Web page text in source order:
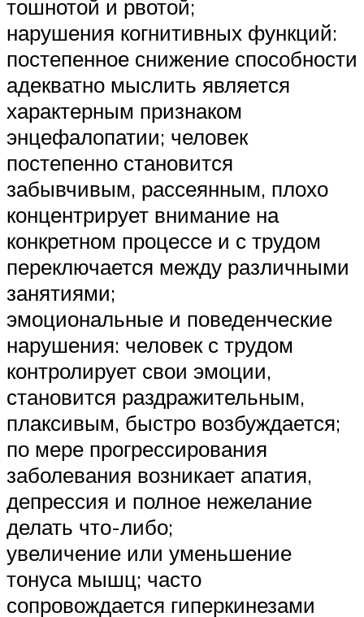
тошнотой и рвотой;
нарушения когнитивных функций:
постепенное снижение способности
адекватно мыслить является
характерным признаком
энцефалопатии; человек
постепенно становится
забывчивым, рассеянным, плохо
концентрирует внимание на
конкретном процессе и с трудом
переключается между различными
занятиями;
эмоциональные и поведенческие
нарушения: человек с трудом
контролирует свои эмоции,
становится раздражительным,
плаксивым, быстро возбуждается;
по мере прогрессирования
заболевания возникает апатия,
депрессия и полное нежелание
делать что-либо;
увеличение или уменьшение
тонуса мышц; часто
сопровождается гиперкинезами